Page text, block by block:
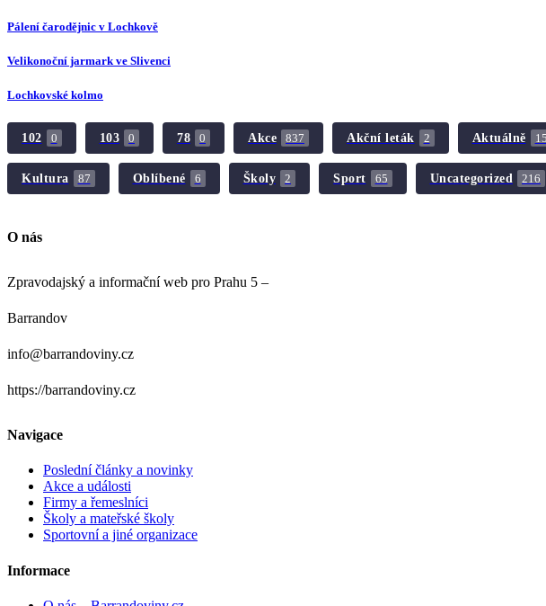
Pálení čarodějnic v Lochkově
Velikonoční jarmark ve Slivenci
Lochkovské kolmo
102 0 103 0 78 0 Akce 837 Akční leták 2 Aktuálně
Kultura 87 Oblíbené 6 Školy 2 Sport 65 Uncategorized 216
O nás
Zpravodajský a informační web pro Prahu 5 –
Barrandov
info@barrandoviny.cz
https://barrandoviny.cz
Navigace
Poslední články a novinky
Akce a události
Firmy a řemeslníci
Školy a mateřské školy
Sportovní a jiné organizace
Informace